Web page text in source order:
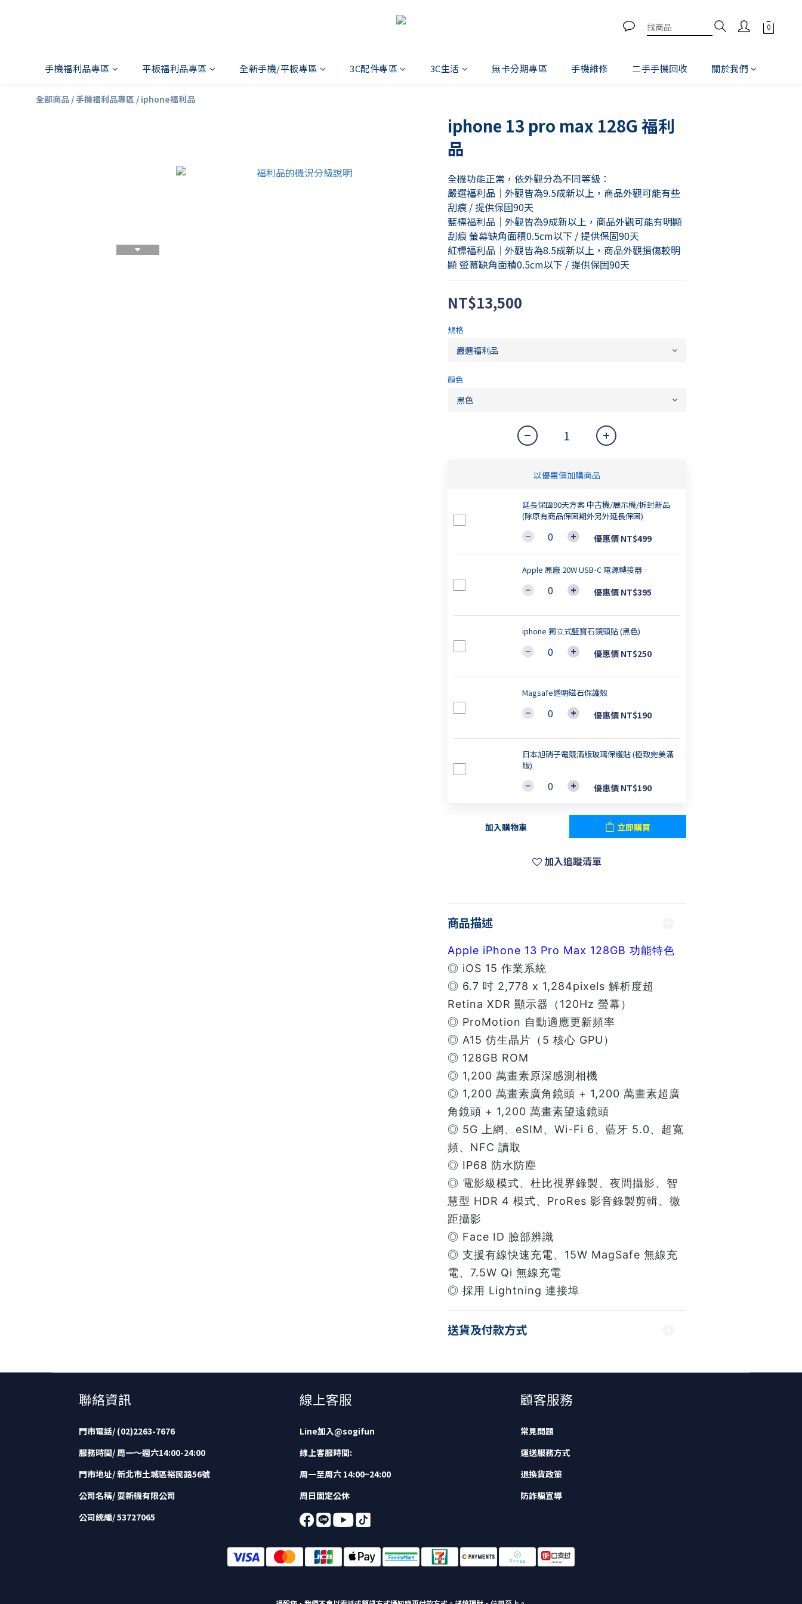
手機福利品專區 平板福利品專區 全新手機/平板專區 3C配件專區 3C生活 無卡分期專區 手機維修 二手手機回收 關於我們
全部商品 /手機福利品專區 / iphone福利品
iphone 13 pro max 128G 福利
品
全機功能正常，依外觀分為不同等級：
嚴選福利品｜外觀皆為9.5成新以上，商品外觀可能有些
刮痕 / 提供保固90天
藍標福利品｜外觀皆為9成新以上，商品外觀可能有明顯
刮痕 螢幕缺角面積0.5cm以下 / 提供保固90天
紅標福利品｜外觀皆為8.5成新以上，商品外觀損傷較明
顯 螢幕缺角面積0.5cm以下 / 提供保固90天
NT$13,500
規格
顏色
以優惠價加購商品
延長保固90天方案 中古機/展示機/拆封新品
(除原有商品保固期外另外延長保固)
優惠價 NT$499
Apple 原廠 20W USB-C 電源轉接器
優惠價 NT$395
iphone 獨立式藍寶石鏡頭貼 (黑色)
優惠價 NT$250
Magsafe透明磁石保護殼
優惠價 NT$190
日本旭硝子電競滿版玻璃保護貼 (極致完美滿
版)
優惠價 NT$190
加入購物車 立即購買
加入追蹤清單
商品描述
Apple iPhone 13 Pro Max 128GB 功能特色
◎ iOS 15 作業系統
◎ 6.7 吋 2,778 x 1,284pixels 解析度超
Retina XDR 顯示器（120Hz 螢幕）
◎ ProMotion 自動適應更新頻率
◎ A15 仿生晶片（5 核心 GPU）
◎ 128GB ROM
◎ 1,200 萬畫素原深感測相機
◎ 1,200 萬畫素廣角鏡頭 + 1,200 萬畫素超廣
角鏡頭 + 1,200 萬畫素望遠鏡頭
◎ 5G 上網、eSIM、Wi-Fi 6、藍牙 5.0、超寬
頻、NFC 讀取
◎ IP68 防水防塵
◎ 電影級模式、杜比視界錄製、夜間攝影、智
慧型 HDR 4 模式、ProRes 影音錄製剪輯、微
距攝影
◎ Face ID 臉部辨識
◎ 支援有線快速充電、15W MagSafe 無線充
電、7.5W Qi 無線充電
◎ 採用 Lightning 連接埠
送貨及付款方式
聯絡資訊
門市電話/ (02)2263-7676
服務時間/ 周一～週六14:00-24:00
門市地址/ 新北市土城區裕民路56號
公司名稱/ 耍新機有限公司
公司統編/ 53727065
線上客服
Line加入@sogifun
線上客服時間:
周一至周六 14:00~24:00
周日固定公休
顧客服務
常見問題
運送服務方式
退換貨政策
防詐騙宣導